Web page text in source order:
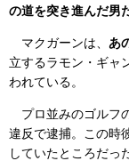
の道を突き進んだ男
マクガーンは、 あ
立するラモン・ギャ
われている。
プロ並みのゴルフ
違反で逮捕。この時
していたところだっ